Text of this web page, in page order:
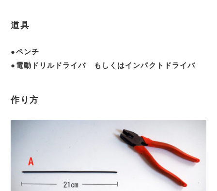
道具
●ペンチ
●電動ドリルドライバ もしくはインパクトドライバ
作り方